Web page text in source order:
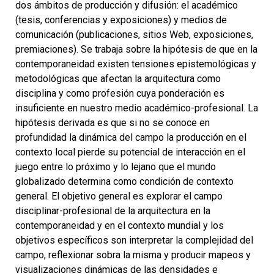
dos ámbitos de producción y difusión: el académico
(tesis, conferencias y exposiciones) y medios de
comunicación (publicaciones, sitios Web, exposiciones,
premiaciones). Se trabaja sobre la hipótesis de que en la
contemporaneidad existen tensiones epistemológicas y
metodológicas que afectan la arquitectura como
disciplina y como profesión cuya ponderación es
insuficiente en nuestro medio académico-profesional. La
hipótesis derivada es que si no se conoce en
profundidad la dinámica del campo la producción en el
contexto local pierde su potencial de interacción en el
juego entre lo próximo y lo lejano que el mundo
globalizado determina como condición de contexto
general. El objetivo general es explorar el campo
disciplinar-profesional de la arquitectura en la
contemporaneidad y en el contexto mundial y los
objetivos específicos son interpretar la complejidad del
campo, reflexionar sobra la misma y producir mapeos y
visualizaciones dinámicas de las densidades e